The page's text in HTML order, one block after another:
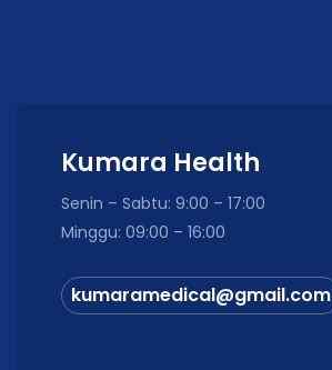
Kumara Health
Senin – Sabtu: 9:00 – 17:00
Minggu: 09:00 – 16:00
kumaramedical@gmail.com